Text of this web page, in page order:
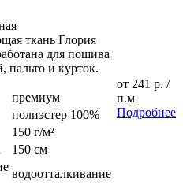
ткань Глория
для пошива
пальто и курток.
премиум
полиэстер 100%
150 г/м²
150 см
водоотталкивание
от 241 р. /
п.м
Подробнее